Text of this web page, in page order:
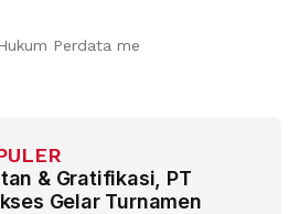
Perdata me
& Gratifikasi, PT
Gelar Turnamen